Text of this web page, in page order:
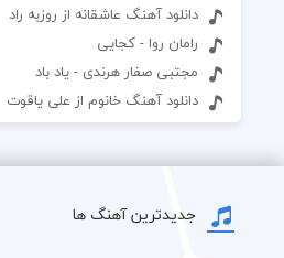
دانلود آهنگ عاشقانه از روزبه راد
رامان روا - کجایی
مجتبی صفار هرندی - یاد باد
دانلود آهنگ خانوم از علی یاقوت
جدیدترین آهنگ ها